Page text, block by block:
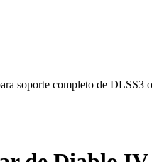
soporte completo de